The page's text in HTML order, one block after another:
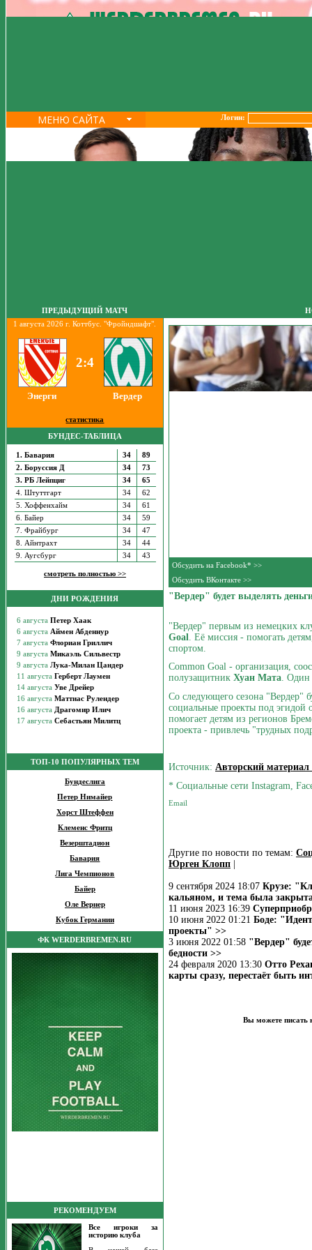
МЕНЮ САЙТА Логин:
ПРЕДЫДУЩИЙ МАТЧ
1 августа 2026 г. Коттбус. "Фройндшафт".
2:4
Энерги Вердер
статистика
БУНДЕС-ТАБЛИЦА
1. Бавария 34
89
2. Боруссия Д
34
73
3. РБ Лейпциг
34
65
4. Штуттгарт
34
62
5. Хоффенхайм
34
61
6. Байер
34
59
7. Фрайбург
34
47
8. Айнтрахт
34
44
9. Аугсбург
34 43
смотреть полностью >>
ДНИ РОЖДЕНИЯ
ТОП-10 ПОПУЛЯРНЫХ ТЕМ
Бундеслига
Петер Нимайер
Хорст Штеффен
Клеменс Фритц
Везерштадион
Бавария
Лига Чемпионов
Байер
Оле Вернер
Кубок Германии
ФК WERDERBREMEN.RU
РЕКОМЕНДУЕМ
Все игроки за
историю клуба
Обсудить на Facebook* >>
Обсудить ВКонтакте >>
"Вердер" будет выделять
"Вердер" первым из немецких
Goal . Её миссия - помогать
спортом.
Common Goal - организация,
полузащитник Хуан Мата. Один
Со следующего сезона "Вердер"
социальные проекты под эгидой
помогает детям из регионов
проекта - привлечь "трудных
Источник: Авторский
* Социальные сети Instagram,
Другие по новости по темам:
Юрген Клопп
9 сентября 2024 18:07 Крузе:
кальяном, и тема была
11 июня 2023 16:39
10 июня 2022 01:21 Боде:
проекты" >>
3 июня 2022 01:58 "Вердер"
бедности >>
24 февраля 2020 13:30 Отто
карты сразу, перестаёт быть
Вы можете писать